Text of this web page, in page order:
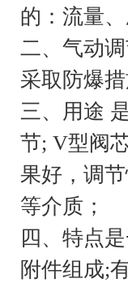
的：流量
二、气动
采取防爆
三、用途
节; V型阀
果好，调
等介质；
四、特点
附件组成;